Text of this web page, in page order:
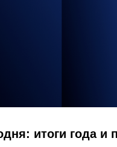
итоги года и